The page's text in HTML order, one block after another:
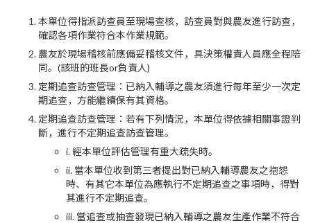
本單位得指派訪查員至現場查核，訪查員對與農友進行訪查，
確認各項作業符合本作業規範。
農友於現場稽核前應備妥稽核文件，具決策權責人員應全程陪
同。(該班的班長or負責人)
定期追查訪查管理：已納入輔導之農友須進行每年至少一次定
期追查，方能繼續保有其資格。
定期追查訪查管理：若有下列情況，本單位得依據相關事證判
斷，進行不定期追查訪查管理。
i. 經本單位評估管理有重大疏失時。
ii. 當本單位收到第三者提出對已納入輔導農友之抱怨
時、有其它本單位為應執行不定期追查之事項時，得對
其進行不定期追查。
iii. 當追查或抽查發現已納入輔導之農友生產作業不符合